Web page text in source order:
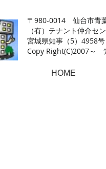
〒980-0014 仙台市青
（有）テナント仲介
宮城県知事（5）4958
Copy Right(C)2007～
HOME